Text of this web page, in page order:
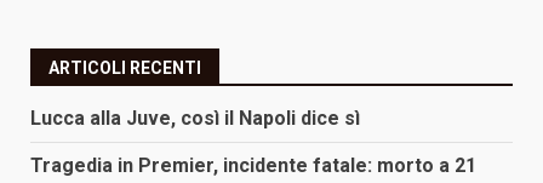
ARTICOLI RECENTI
Lucca alla Juve, così il Napoli dice sì
Tragedia in Premier, incidente fatale: morto a 21